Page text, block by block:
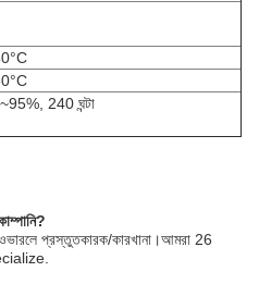
240 ঘন্টা
প্রস্তুতকারক/কারখানা।আমরা 26